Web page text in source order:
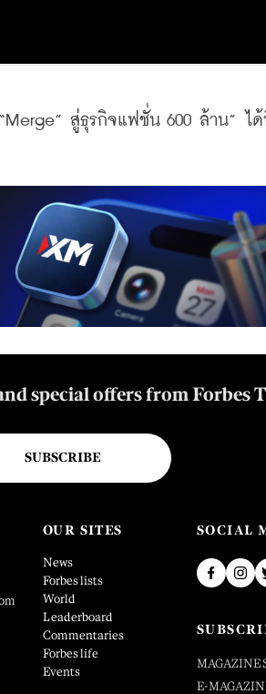
special offers from Forbes
SUBSCRIBE
OUR SITES
News
Forbes lists
World
Leaderboard
Commentaries
Forbes life
Events
SOCIAL
MAGAZINE
E-